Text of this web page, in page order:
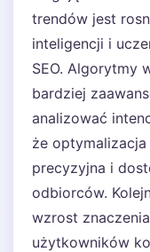
trendów jest
inteligencji i
SEO. Algorytmy
bardziej
analizować
że
precyzyjna i
odbiorców.
wzrost
użytkowników